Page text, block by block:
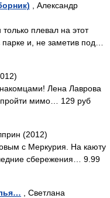
, Александр
плевал на этот
и, не заметив под…
Лена Лаврова
пройти мимо… 129 руб
(2012)
с Меркурия. На каюту
сбережения… 9.99
, Светлана